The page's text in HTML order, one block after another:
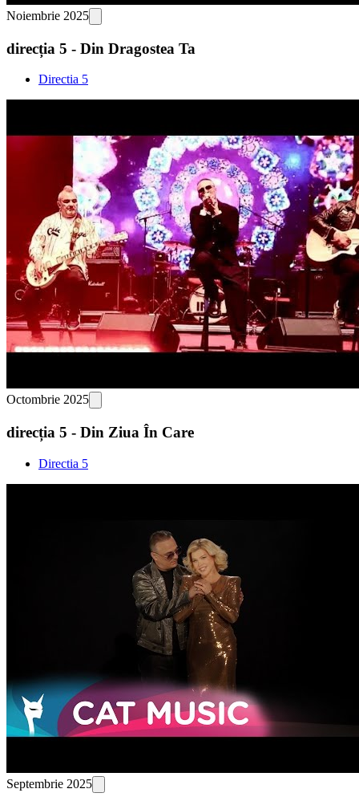
Noiembrie 2025
direcția 5 - Din Dragostea Ta
Directia 5
Octombrie 2025
direcția 5 - Din Ziua În Care
Directia 5
Septembrie 2025